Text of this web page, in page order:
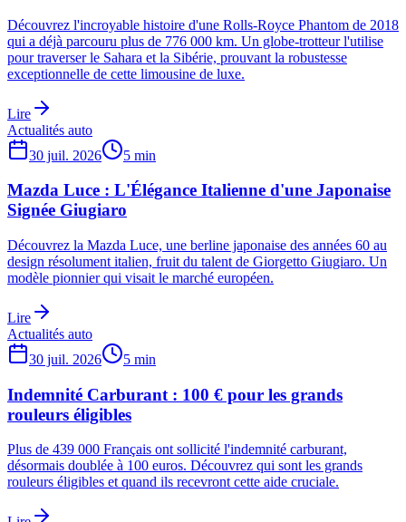
Découvrez l'incroyable histoire d'une Rolls-Royce Phantom de 2018
qui a déjà parcouru plus de 776 000 km. Un globe-trotteur l'utilise
pour traverser le Sahara et la Sibérie, prouvant la robustesse
exceptionnelle de cette limousine de luxe.
Lire
Actualités auto
30 juil. 2026
5 min
Mazda Luce : L'Élégance Italienne d'une Japonaise
Signée Giugiaro
Découvrez la Mazda Luce, une berline japonaise des années 60 au
design résolument italien, fruit du talent de Giorgetto Giugiaro. Un
modèle pionnier qui visait le marché européen.
Lire
Actualités auto
30 juil. 2026
5 min
Indemnité Carburant : 100 € pour les grands
rouleurs éligibles
Plus de 439 000 Français ont sollicité l'indemnité carburant,
désormais doublée à 100 euros. Découvrez qui sont les grands
rouleurs éligibles et quand ils recevront cette aide cruciale.